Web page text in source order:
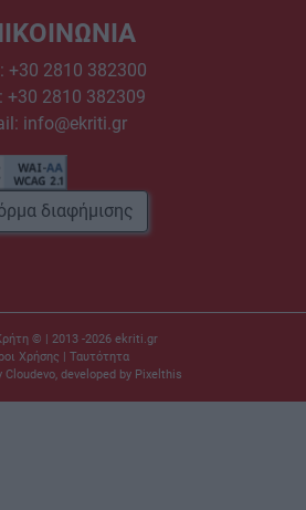
+30 2810 382300
+30 2810 382309
info@ekriti.gr
διαφήμισης
© | 2013 -2026 ekriti.gr
Χρήσης
Ταυτότητα
Cloudevo, developed by Pixelthis